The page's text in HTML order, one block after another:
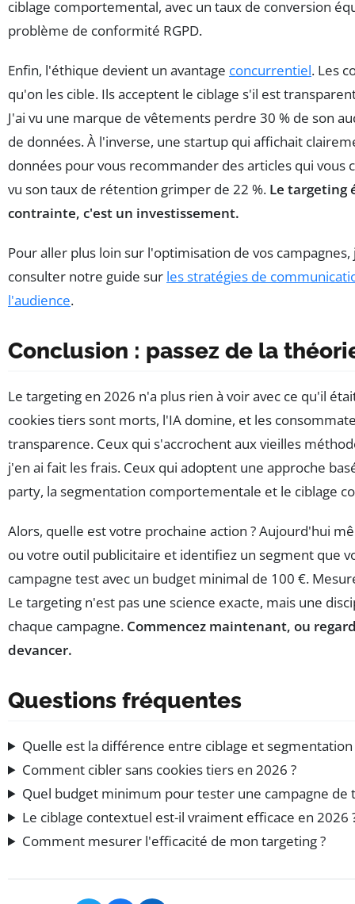
ciblage comportemental, avec un taux de conversion
problème de conformité RGPD.
Enfin, l'éthique devient un avantage concurrentiel. Les
qu'on les cible. Ils acceptent le ciblage s'il est
J'ai vu une marque de vêtements perdre 30 % de son
de données. À l'inverse, une startup qui affichait
données pour vous recommander des articles qui vous
vu son taux de rétention grimper de 22 %. Le targeting
contrainte, c'est un investissement.
Pour aller plus loin sur l'optimisation de vos
consulter notre guide sur les stratégies de
l'audience.
Conclusion : passez de la
Le targeting en 2026 n'a plus rien à voir avec ce qu'il
cookies tiers sont morts, l'IA domine, et les
transparence. Ceux qui s'accrochent aux vieilles
j'en ai fait les frais. Ceux qui adoptent une approche
party, la segmentation comportementale et le ciblage
Alors, quelle est votre prochaine action ? Aujourd'hui
ou votre outil publicitaire et identifiez un segment que
campagne test avec un budget minimal de 100 €.
Le targeting n'est pas une science exacte, mais une
chaque campagne. Commencez maintenant, ou
devancer.
Questions fréquentes
Quelle est la différence entre ciblage et segmentation
Comment cibler sans cookies tiers en 2026 ?
Quel budget minimum pour tester une campagne de
Le ciblage contextuel est-il vraiment efficace en 2026
Comment mesurer l'efficacité de mon targeting ?